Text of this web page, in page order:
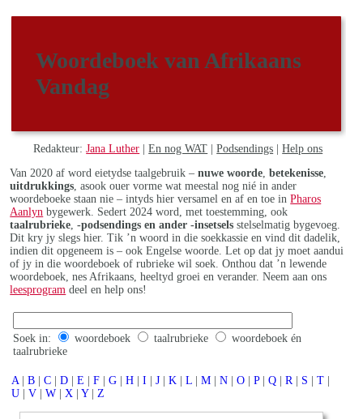
Woordeboek van Afrikaans
Vandag
Redakteur:Jana Luther |En nog WAT |Podsendings |Help ons
Van 2020 af word eietydse taalgebruik –nuwe woorde ,betekenisse
uitdrukkings , asook ouer vorme wat meestal nog nié in ander
woordeboeke staan nie – intyds hier versamel en af en toe inPharos
Aanlyn bygewerk. Sedert 2024 word, met toestemming, ook
taalrubrieke ,-podsendings en ander -insetsels stelselmatig bygevoeg.
Dit kry jy slegs hier. Tik ’n woord in die soekkassie en vind dit dadelik,
indien dit opgeneem is – ook Engelse woorde. Let op dat jy moet aandui
of jy in die woordeboek of rubrieke wil soek. Onthou dat ’n lewende
woordeboek, nes Afrikaans, heeltyd groei en verander. Neem aan ons
leesprogram deel en help ons!
Soek in: woordeboek taalrubrieke
woordeboek én
taalrubrieke
A | B | C | D | E | F | G | H | I | J | K | L | M | N | O | P | Q | R | S | T |
U | V | W | X | Y | Z